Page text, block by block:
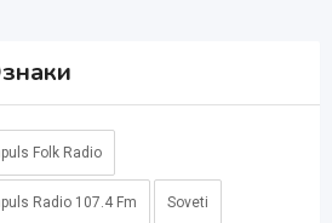
Folk Radio
Radio 107.4 Fm Soveti